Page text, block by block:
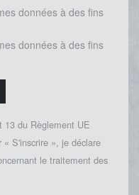
données à des fins
données à des fins
13 du Règlement UE
S'inscrire », je déclare
le traitement des